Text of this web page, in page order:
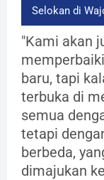
Selokan di
"Kami akan
baru, tapi
terbuka di
semua
tetapi
berbeda,
dimajukan